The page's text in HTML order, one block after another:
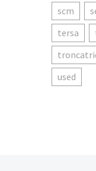
scm
tersa
used